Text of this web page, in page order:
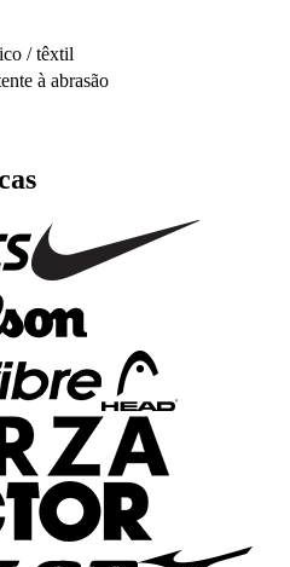
/ têxtil
à abrasão